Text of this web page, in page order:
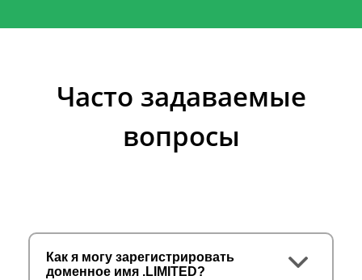
Часто задаваемые
вопросы
Как я могу зарегистрировать
доменное имя .LIMITED?